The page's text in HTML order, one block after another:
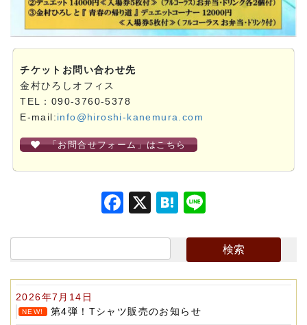
チケットお問い合わせ先
金村ひろしオフィス
TEL：090-3760-5378
E-mail:info@hiroshi-kanemura.com
「お問合せフォーム」はこちら
F
c
e
b
o
X
H
e
n
a
e
2026年7月14日
NEW! 第4弾！Tシャツ販売のお知らせ